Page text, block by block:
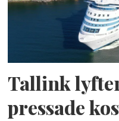
Tallink
pressade